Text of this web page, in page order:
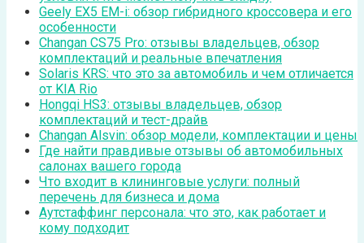
Geely EX5 EM-i: обзор гибридного кроссовера и его
особенности
Changan CS75 Pro: отзывы владельцев, обзор
комплектаций и реальные впечатления
Solaris KRS: что это за автомобиль и чем отличается
от KIA Rio
Hongqi HS3: отзывы владельцев, обзор
комплектаций и тест-драйв
Changan Alsvin: обзор модели, комплектации и цены
Где найти правдивые отзывы об автомобильных
салонах вашего города
Что входит в клининговые услуги: полный
перечень для бизнеса и дома
Аутстаффинг персонала: что это, как работает и
кому подходит